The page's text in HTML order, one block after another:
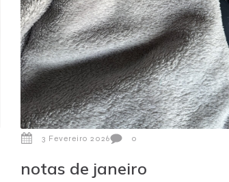
3 Fevereiro 2026 0
notas de janeiro